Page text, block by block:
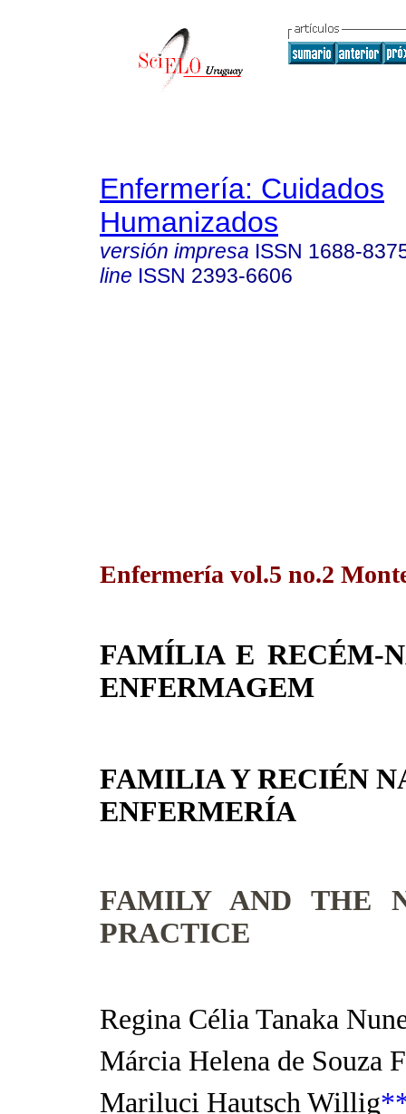
Enfermería: Cuidados
Humanizados
versión impresa ISSN 1688-
line ISSN 2393-6606
Enfermería vol.5 no.2
FAMÍLIA E RECÉM-
ENFERMAGEM
FAMILIA Y RECIÉN
ENFERMERÍA
FAMILY AND THE
PRACTICE
Regina Célia Tanaka
Márcia Helena de Souza
Mariluci Hautsch Willig